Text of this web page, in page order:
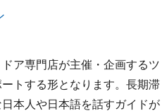
ア専門店が主催・企画するツ
トする形となります。長期滞
本人や日本語を話すガイドが